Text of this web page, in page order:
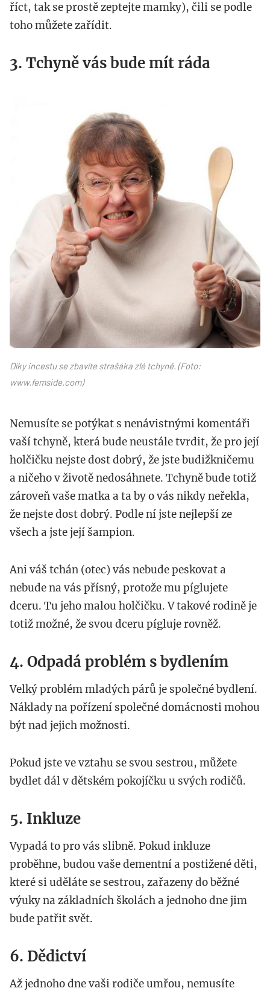
říct, tak se prostě zeptejte mamky), čili se podle
toho můžete zařídit.
3. Tchyně vás bude mít ráda
www.femside.com_.jpg
Díky incestu se zbavíte strašáka zlé tchyně. (Foto:
www.femside.com)
Nemusíte se potýkat s nenávistnými komentáři
vaší tchyně, která bude neustále tvrdit, že pro její
holčičku nejste dost dobrý, že jste budižkničemu
a ničeho v životě nedosáhnete. Tchyně bude totiž
zároveň vaše matka a ta by o vás nikdy neřekla,
že nejste dost dobrý. Podle ní jste nejlepší ze
všech a jste její šampion.
Ani váš tchán (otec) vás nebude peskovat a
nebude na vás přísný, protože mu píglujete
dceru. Tu jeho malou holčičku. V takové rodině je
totiž možné, že svou dceru pígluje rovněž.
4. Odpadá problém s bydlením
Velký problém mladých párů je společné bydlení.
Náklady na pořízení společné domácnosti mohou
být nad jejich možnosti.
Pokud jste ve vztahu se svou sestrou, můžete
bydlet dál v dětském pokojíčku u svých rodičů.
5. Inkluze
Vypadá to pro vás slibně. Pokud inkluze
proběhne, budou vaše dementní a postižené děti,
které si uděláte se sestrou, zařazeny do běžné
výuky na základních školách a jednoho dne jim
bude patřit svět.
6. Dědictví
Až jednoho dne vaši rodiče umřou, nemusíte